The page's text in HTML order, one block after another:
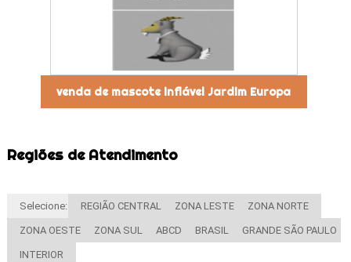
venda de mascote inflável Jardim Europa
Regiões de Atendimento
Selecione: REGIÃO CENTRAL ZONA LESTE ZONA NORTE
ZONA OESTE ZONA SUL ABCD BRASIL GRANDE SÃO PAULO
INTERIOR